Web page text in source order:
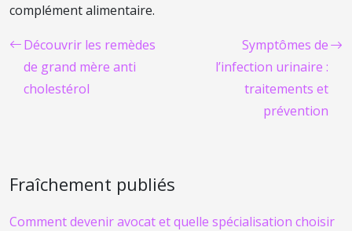
complément alimentaire.
Découvrir les remèdes
de grand mère anti
cholestérol
Symptômes de
l’infection urinaire :
traitements et
prévention
Fraîchement publiés
Comment devenir avocat et quelle spécialisation choisir